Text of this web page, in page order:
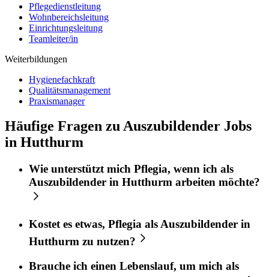
Pflegedienstleitung
Wohnbereichsleitung
Einrichtungsleitung
Teamleiter/in
Weiterbildungen
Hygienefachkraft
Qualitätsmanagement
Praxismanager
Häufige Fragen zu Auszubildender Jobs
in Hutthurm
Wie unterstützt mich Pflegia, wenn ich als
Auszubildender in Hutthurm arbeiten möchte?
Kostet es etwas, Pflegia als Auszubildender in
Hutthurm zu nutzen?
Brauche ich einen Lebenslauf, um mich als